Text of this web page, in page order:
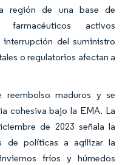
región de una base de
activos
del suministro
o regulatorios afectan a
reembolso maduros y se
cohesiva bajo la EMA. La
de 2023 señala la
de políticas a agilizar la
fríos y húmedos